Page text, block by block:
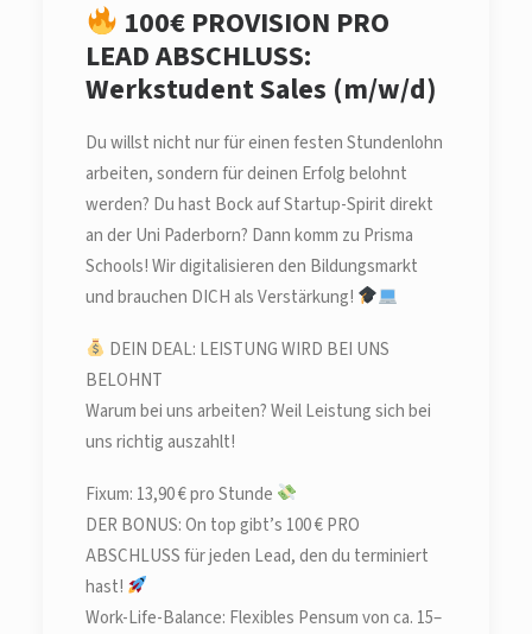
100€ PROVISION PRO
LEAD ABSCHLUSS:
Werkstudent Sales (m/w/d)
Du willst nicht nur für einen festen Stundenlohn
arbeiten, sondern für deinen Erfolg belohnt
werden? Du hast Bock auf Startup-Spirit direkt
an der Uni Paderborn? Dann komm zu Prisma
Schools! Wir digitalisieren den Bildungsmarkt
und brauchen DICH als Verstärkung!
DEIN DEAL: LEISTUNG WIRD BEI UNS
BELOHNT
Warum bei uns arbeiten? Weil Leistung sich bei
uns richtig auszahlt!
Fixum: 13,90 € pro Stunde
DER BONUS: On top gibt’s 100 € PRO
ABSCHLUSS für jeden Lead, den du terminiert
hast!
Work-Life-Balance: Flexibles Pensum von ca. 15–